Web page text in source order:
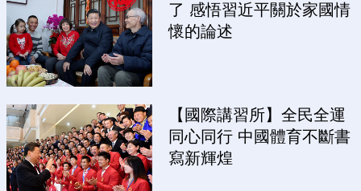
了 感悟習近平關於家國情
懷的論述
【國際講習所】全民全運
同心同行 中國體育不斷書
寫新輝煌